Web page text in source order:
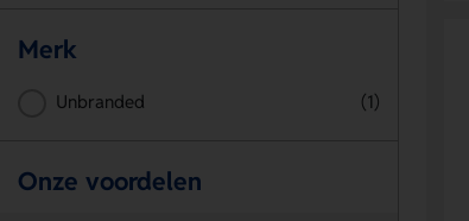
Merk
Unbranded (1)
Onze voordelen